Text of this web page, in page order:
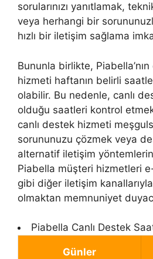
sorularınızı yanıtlamak,
veya herhangi bir
hızlı bir iletişim sağlama
Bununla birlikte,
hizmeti haftanın belirli
olabilir. Bu nedenle, canlı
olduğu saatleri kontrol
canlı destek hizmeti
sorununuzu çözmek veya
alternatif iletişim
Piabella müşteri hizmetleri
gibi diğer iletişim
olmaktan memnuniyet
Piabella Canlı Destek
Günler